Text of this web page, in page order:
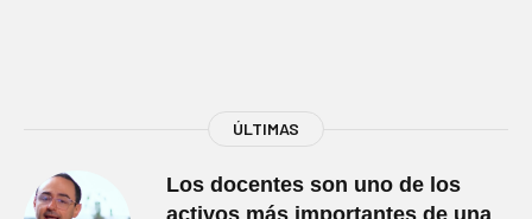
ÚLTIMAS
Los docentes son uno de los